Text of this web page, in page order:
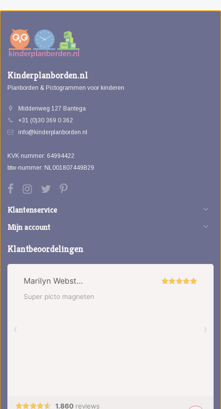
Kinderplanborden.nl
Planborden & Pictogrammen voor kinderen
Middenweg 127 Bantega
+31 (0)30 369 0 362
info@kinderplanborden.nl
KVK nummer: 64994422
btw-nummer: NL001807449B29
Klantenservice
Mijn account
Klantbeoordelingen